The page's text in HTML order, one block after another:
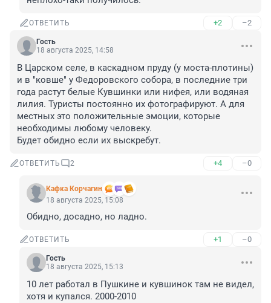
ОТВЕТИТЬ +2 –2
Гость
18 августа 2025, 14:58
В Царском селе, в каскадном пруду (у моста-плотины)
и в "ковше" у Федоровского собора, в последние три
года растут белые Кувшинки или нифея, или водяная
лилия. Туристы постоянно их фотографируют. А для
местных это положительные эмоции, которые
необходимы любому человеку.
Будет обидно если их выскребут.
ОТВЕТИТЬ 2 +4 –0
Кафка Корчагин
18 августа 2025, 15:08
Обидно, досадно, но ладно.
ОТВЕТИТЬ +1 –0
Гость
18 августа 2025, 15:13
10 лет работал в Пушкине и кувшинок там не видел,
хотя и купался. 2000-2010